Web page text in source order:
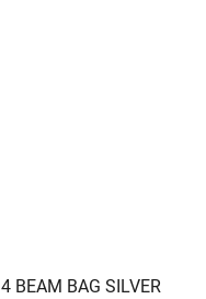
4 BEAM BAG SILVER